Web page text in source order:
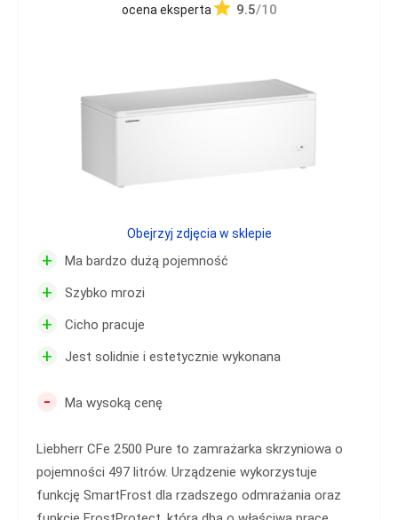
ocena eksperta 9.5/10
+ Ma bardzo dużą pojemność
+ Szybko mrozi
+ Cicho pracuje
+ Jest solidnie i estetycznie wykonana
- Ma wysoką cenę
Liebherr CFe 2500 Pure to zamrażarka skrzyniowa o
pojemności 497 litrów. Urządzenie wykorzystuje
funkcję SmartFrost dla rzadszego odmrażania oraz
Obejrzyj zdjęcia w sklepie